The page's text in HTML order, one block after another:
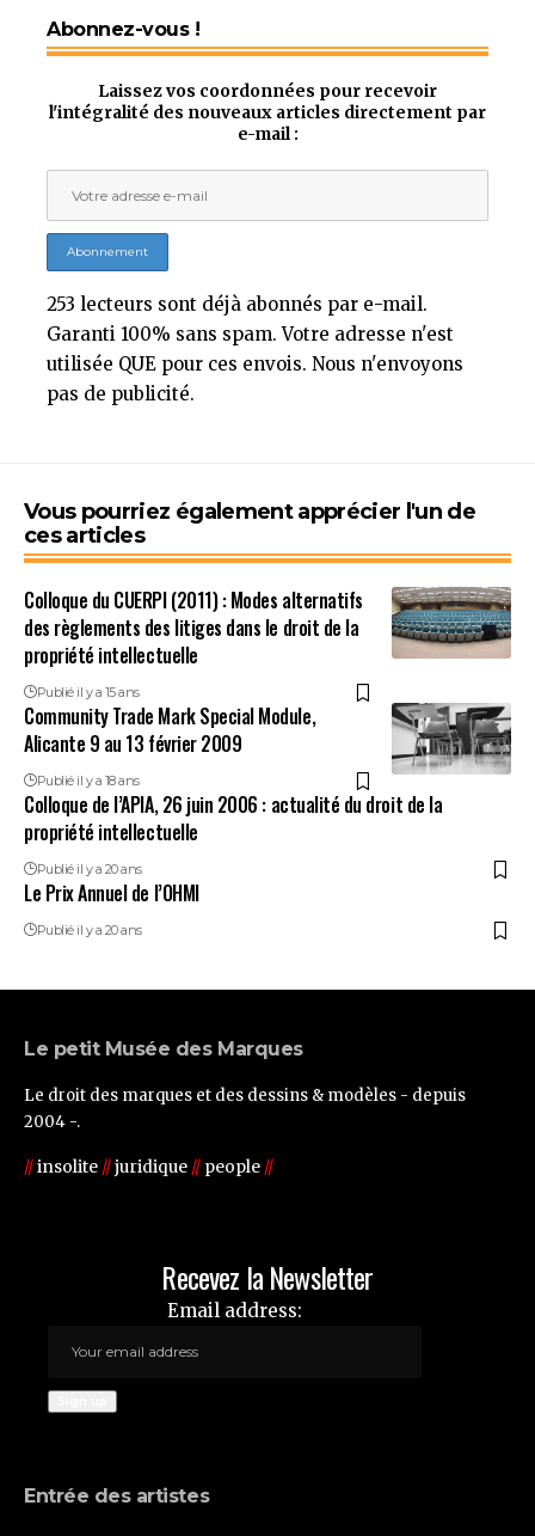
Abonnez-vous !
Laissez vos coordonnées pour recevoir
l'intégralité des nouveaux articles directement par
e-mail :
253 lecteurs sont déjà abonnés par e-mail.
Garanti 100% sans spam. Votre adresse n'est
utilisée QUE pour ces envois. Nous n'envoyons
pas de publicité.
Vous pourriez également apprécier l'un de
ces articles
Colloque du CUERPI (2011) : Modes alternatifs
des règlements des litiges dans le droit de la
propriété intellectuelle
Publié il y a 15 ans
Community Trade Mark Special Module,
Alicante 9 au 13 février 2009
Publié il y a 18 ans
Colloque de l’APIA, 26 juin 2006 : actualité du droit de la
propriété intellectuelle
Publié il y a 20 ans
Le Prix Annuel de l’OHMI
Publié il y a 20 ans
Le petit Musée des Marques
Le droit des marques et des dessins & modèles - depuis
2004 -.
//insolite //juridique // people //
Recevez la Newsletter
Email address:
Entrée des artistes